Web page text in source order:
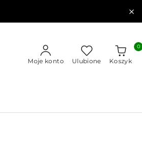
Moje konto Ulubione Koszyk
0